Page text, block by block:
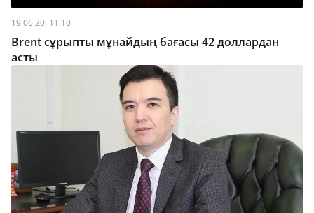
19.06.20, 11:10
Brent сұрыпты мұнайдың бағасы 42 доллардан
асты